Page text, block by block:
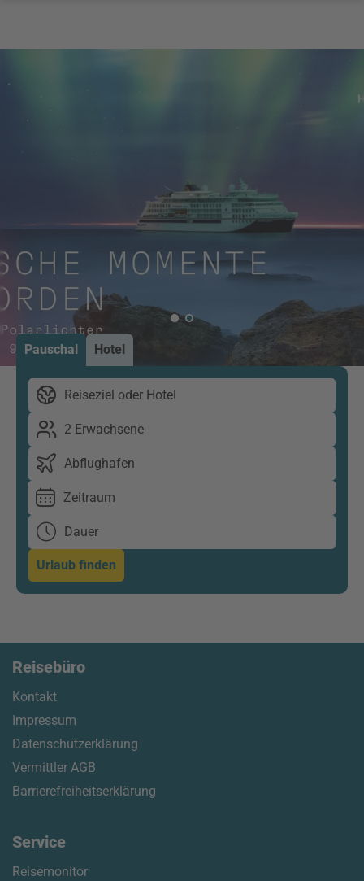
Pauschal Hotel
Reiseziel oder Hotel
2 Erwachsene
Abflughafen
Zeitraum
Dauer
Urlaub finden
Reisebüro
Kontakt
Impressum
Datenschutzerklärung
Vermittler AGB
Barrierefreiheitserklärung
Service
Reisemonitor